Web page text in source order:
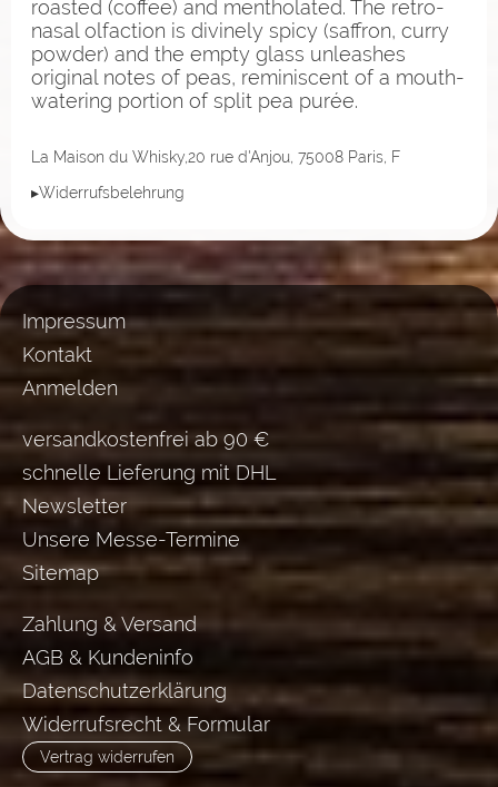
roasted (coffee) and mentholated. The retro-
nasal olfaction is divinely spicy (saffron, curry
powder) and the empty glass unleashes
original notes of peas, reminiscent of a mouth-
watering portion of split pea purée.
La Maison du Whisky,20 rue d'Anjou, 75008 Paris, F
▸Widerrufsbelehrung
Impressum
Kontakt
Anmelden
versandkostenfrei ab 90 €
schnelle Lieferung mit DHL
Newsletter
Unsere Messe-Termine
Sitemap
Zahlung & Versand
AGB & Kundeninfo
Datenschutzerklärung
Widerrufsrecht & Formular
Vertrag widerrufen